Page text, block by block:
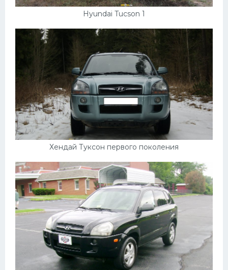
Hyundai Tucson 1
Хендай Туксон первого поколения
Рено
Прогулочные суда
Лимузины
Камаз
Автобусы
Хонда
Грузовики
УАЗ
Кадиллак
Автокемпер
Феррари
Мотоциклы